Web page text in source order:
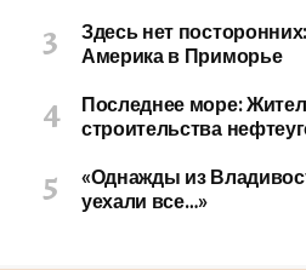
Здесь нет
Америка в Приморье
Последнее море:
строительства
«Однажды из
уехали все…»